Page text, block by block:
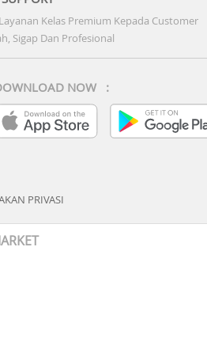
Kelas Premium Kepada Customer
Sigap Dan Profesional
NOW :
PRIVASI